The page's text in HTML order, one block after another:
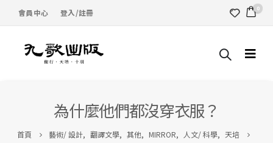
會員中心 登入/註冊 0
為什麼他們都沒穿衣服？
首頁 藝術/ 設計, 翻譯文學, 其他, MIRROR, 人文/ 科學, 天培